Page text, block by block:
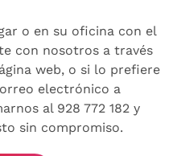
o en su oficina con el
con nosotros a través
web, o si lo prefiere
electrónico a
al 928 772 182 y
sin compromiso.